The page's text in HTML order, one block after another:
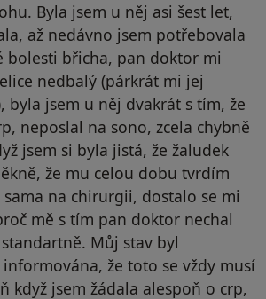
Byla jsem u něj asi šest let,
až nedávno jsem potřebovala
bolesti břicha, pan doktor mi
nedbalý (párkrát mi jej
byla jsem u něj dvakrát s tím, že
neposlal na sono, zcela chybně
jsem si byla jistá, že žaludek
že mu celou dobu tvrdím
na chirurgii, dostalo se mi
mě s tím pan doktor nechal
Můj stav byl
že toto se vždy musí
když jsem žádala alespoň o crp,